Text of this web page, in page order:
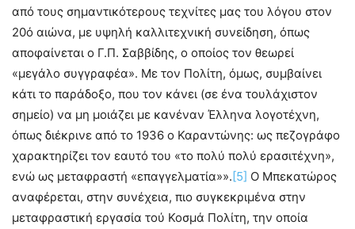
από τους σημαντικότερους τεχνίτες μας του λόγου στον
20ό αιώνα, με υψηλή καλλιτεχνική συνείδηση, όπως
αποφαίνεται ο Γ.Π. Σαββίδης, ο οποίος τον θεωρεί
«μεγάλο συγγραφέα». Με τον Πολίτη, όμως, συμβαίνει
κάτι το παράδοξο, που τον κάνει (σε ένα τουλάχιστον
σημείο) να μη μοιάζει με κανέναν Έλληνα λογοτέχνη,
όπως διέκρινε από το 1936 ο Καραντώνης: ως πεζογράφο
χαρακτηρίζει τον εαυτό του «το πολύ πολύ ερασιτέχνη»,
ενώ ως μεταφραστή «επαγγελματία»».[5] Ο Μπεκατώρος
αναφέρεται, στην συνέχεια, πιο συγκεκριμένα στην
μεταφραστική εργασία τού Κοσμά Πολίτη, την οποία